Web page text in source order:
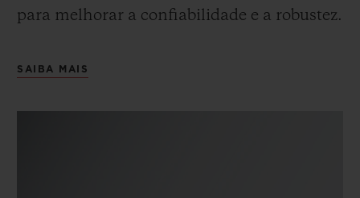
para melhorar a confiabilidade e a robustez.
SAIBA MAIS